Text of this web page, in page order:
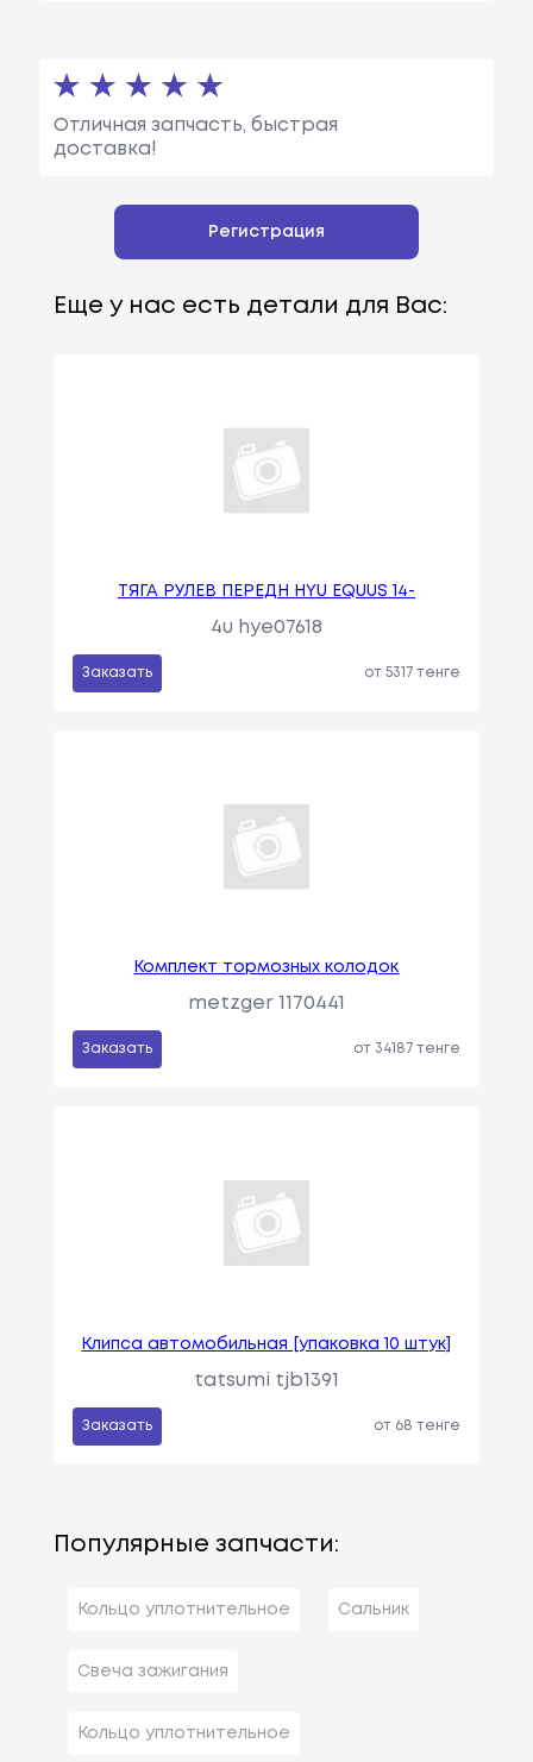
Отличная запчасть, быстрая
доставка!
Регистрация
Еще у нас есть детали для Вас:
ТЯГА РУЛЕВ ПЕРЕДН HYU EQUUS 14-
4u hye07618
Заказать от 5317 тенге
Комплект тормозных колодок
metzger 1170441
Заказать от 34187 тенге
Клипса автомобильная [упаковка 10 штук]
tatsumi tjb1391
Заказать от 68 тенге
Популярные запчасти:
Кольцо уплотнительное Сальник
Свеча зажигания
Кольцо уплотнительное